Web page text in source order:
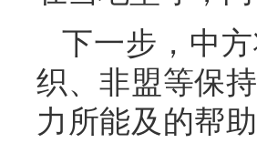
下一步，中
织、非盟等保
力所能及的帮